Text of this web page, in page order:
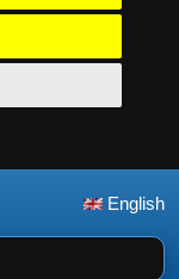
English